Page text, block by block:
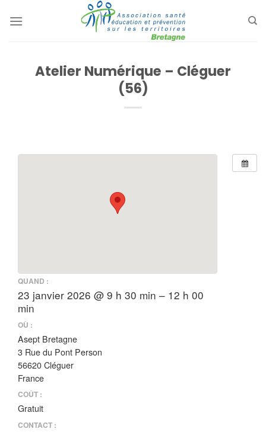
au
Atelier Numérique – Cléguer
(56)
QUAND :
23 janvier 2026 @ 9 h 30 min – 12 h 00
min
OÙ :
Asept Bretagne
3 Rue du Pont Person
56620 Cléguer
France
COÛT :
Gratuit
CONTACT :